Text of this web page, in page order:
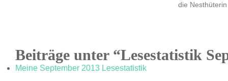
die Nesthüterin
Beiträge unter “Lesestatistik
Meine September 2013 Lesestatistik